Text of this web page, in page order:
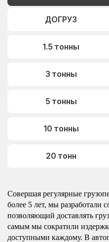
ДОГРУЗ
1.5 тонны
3 тонны
5 тонны
10 тонны
20 тонн
Совершая регулярные
более 5 лет, мы разработали
позволяющий доставлять
самым мы сократили
доступными каждому. В